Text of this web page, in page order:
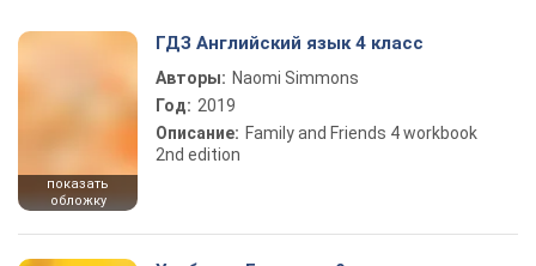
показать
обложку
ГДЗ Английский язык 4 класс
Авторы: Naomi Simmons
Год: 2019
Описание: Family and Friends 4 workbook
2nd edition